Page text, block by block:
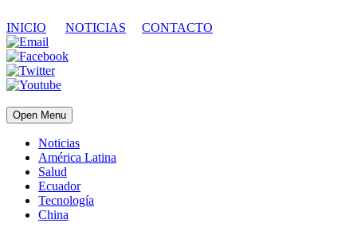
INICIO NOTICIAS CONTACTO
Open Menu
Noticias
América Latina
Salud
Ecuador
Tecnología
China